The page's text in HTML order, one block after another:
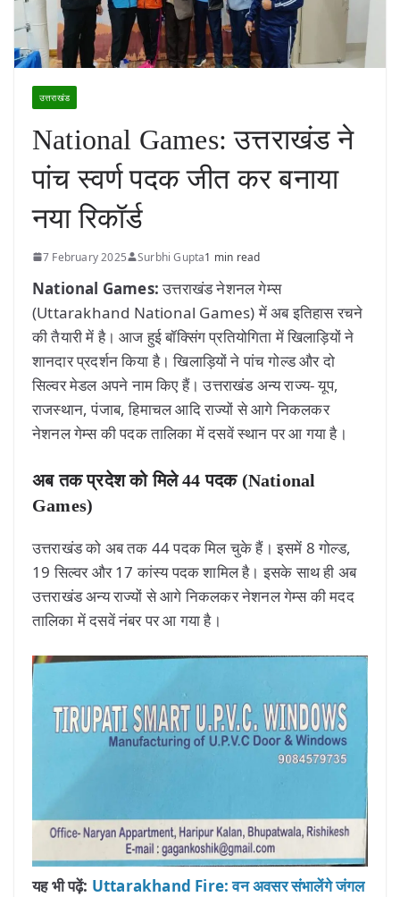
उत्तराखंड
National Games: उत्तराखंड ने
पांच स्वर्ण पदक जीत कर बनाया
नया रिकॉर्ड
7 February 2025 Surbhi Gupta1 min read
National Games:उत्तराखंड नेशनल गेम्स
(Uttarakhand National Games) में अब इतिहास रचने
की तैयारी में है। आज हुई बॉक्सिंग प्रतियोगिता में खिलाड़ियों ने
शानदार प्रदर्शन किया है। खिलाड़ियों ने पांच गोल्ड और दो
सिल्वर मेडल अपने नाम किए हैं। उत्तराखंड अन्य राज्य- यूप,
राजस्थान, पंजाब, हिमाचल आदि राज्यों से आगे निकलकर
नेशनल गेम्स की पदक तालिका में दसवें स्थान पर आ गया है।
अब तक प्रदेश को मिले 44 पदक (National
Games)
उत्तराखंड को अब तक 44 पदक मिल चुके हैं। इसमें 8 गोल्ड,
19 सिल्वर और 17 कांस्य पदक शामिल है। इसके साथ ही अब
उत्तराखंड अन्य राज्यों से आगे निकलकर नेशनल गेम्स की मदद
तालिका में दसवें नंबर पर आ गया है।
यह भी पढ़ें: Uttarakhand Fire: वन अवसर संभालेंगे जंगल